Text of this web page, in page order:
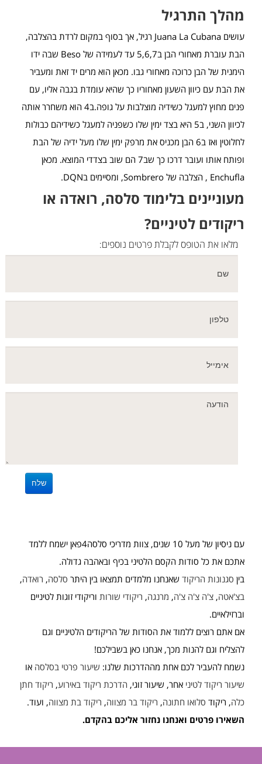
מהלך התרגיל
עושים Juana La Cubana רגיל, אך בסוף במקום לרדת בהצלבה,
הבת עוברת מאחורי הבן ב5,6,7 עד לעמידה של Beso שבה ידו
הימנית של הבן כרוכה מאחורי גבו. מכאן הוא מרים יד זאת ומעביר
את הבת עם כיוון השעון מאחוריו כך שהיא עומדת בגבה אליו, עם
פנים מחוץ למעגל כשידיה מוצלבות על גופה.ב4 הוא משחרר אותה
לכיוון השני, ב5 היא בצד ימין שלו כשפניה למעגל כשידיהם כבולות
לחלוטין ואז ב6 הבן מכניס את מרפק ימין שלו מעל ידיה של הבת
ופותח אותו ועובר דרכו כך שב7 הם שוב בצדדי המוצא. מכאן
Enchufla , הצלבה של Sombrero, ומסיימים בDQN.
מעוניינים בלימוד סלסה, רואדה או
ריקודים לטיניים?
מלאו את הטופס לקבלת פרטים נוספים:
עם ניסיון של מעל 10 שנים, צוות מדריכי סלסה4פאן ישמח ללמד
אתכם את כל סודות הקסם הלטיני בכיף ובאהבה גדולה.
בין סגנונות הריקודשאנחנו מלמדים תמצאו בין היתר סלסה, רואדה,
בצ'אטה, צ'ה צ'ה צ'ה, מרנגה, ריקודי שורותוריקודי זוגות לטיניים
וברזילאיים.
אם אתם רוצים ללמוד את הסודות של הריקודים הלטיניים וגם
להצליח וגם להנות מכך, אנחנו כאן בשבילכם!
נשמח להעביר לכם אחת מההדרכות שלנו: שיעור פרטי בסלסה או
שיעור ריקוד לטיני אחר, שיעור זוגי, הדרכת ריקוד באירוע, ריקוד חתן
כלה, ריקוד סלואו חתונה, ריקוד בר מצווה, ריקוד בת מצווה, ועוד.
השאירו פרטים ואנחנו נחזור אליכם בהקדם.